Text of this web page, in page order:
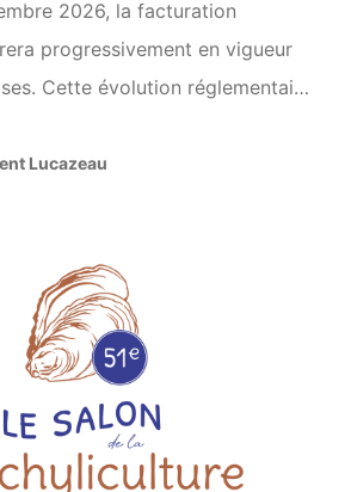
2026, la facturation
progressivement en vigueur
Cette évolution réglementaire
sur l’organisation et les
Afin d’accompagner les
Royan Atlantique propose un
le mardi 16 juin 2026 […]
Lucazeau